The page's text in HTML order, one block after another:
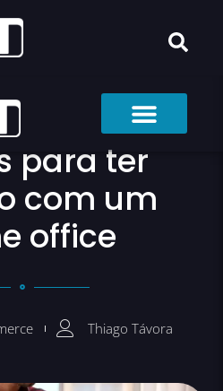
para ter
com um
office
Thiago Távora